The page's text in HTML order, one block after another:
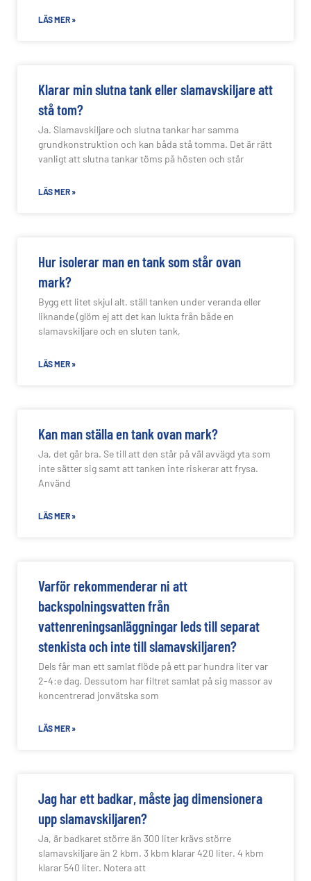
LÄS MER »
Klarar min slutna tank eller slamavskiljare att
stå tom?
Ja. Slamavskiljare och slutna tankar har samma
grundkonstruktion och kan båda stå tomma. Det är rätt
vanligt att slutna tankar töms på hösten och står
LÄS MER »
Hur isolerar man en tank som står ovan
mark?
Bygg ett litet skjul alt. ställ tanken under veranda eller
liknande (glöm ej att det kan lukta från både en
slamavskiljare och en sluten tank,
LÄS MER »
Kan man ställa en tank ovan mark?
Ja, det går bra. Se till att den står på väl avvägd yta som
inte sätter sig samt att tanken inte riskerar att frysa.
Använd
LÄS MER »
Varför rekommenderar ni att
backspolningsvatten från
vattenreningsanläggningar leds till separat
stenkista och inte till slamavskiljaren?
Dels får man ett samlat flöde på ett par hundra liter var
2-4:e dag. Dessutom har filtret samlat på sig massor av
koncentrerad jonvätska som
LÄS MER »
Jag har ett badkar, måste jag dimensionera
upp slamavskiljaren?
Ja, är badkaret större än 300 liter krävs större
slamavskiljare än 2 kbm. 3 kbm klarar 420 liter. 4 kbm
klarar 540 liter. Notera att